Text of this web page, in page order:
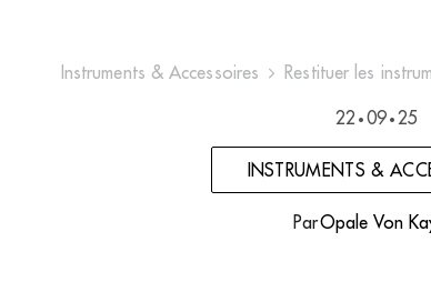
Instruments & Accessoires Restituer les
22 • 09 • 25
INSTRUMENTS &
ParOpale Von